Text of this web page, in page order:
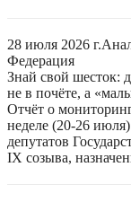
28 июля 2026 г.
Федерация
Знай свой шесток:
не в почёте, а
Отчёт о
неделе (20-26
депутатов
IX созыва,